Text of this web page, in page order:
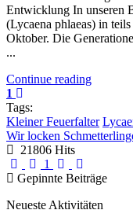
Entwicklung In unseren
(Lycaena phlaeas) in
Oktober. Die
...
Continue reading
1
Tags:
Kleiner Feuerfalter
Wir locken
21806 Hits
First Page
Previous Page
1 Next Page
Gepinnte Beiträge
Neueste Aktivitäten